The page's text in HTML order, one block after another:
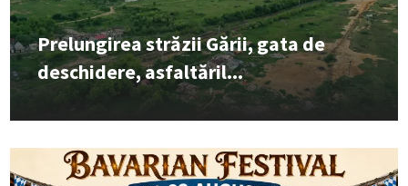
Prelungirea străzii Gării, gata de
deschidere, asfaltăril...